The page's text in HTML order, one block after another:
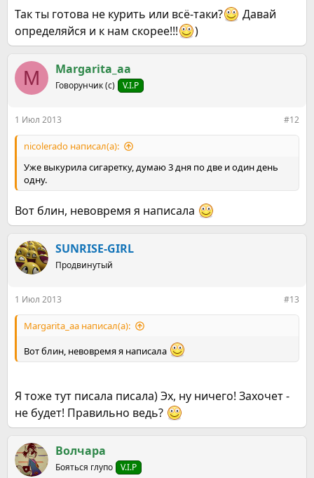
Так ты готова не курить или всё-таки?
Давай
определяйся и к нам скорее!!!
)
M Margarita_aa
Говорунчик (с) V.I.P
1 Июл 2013 #12
nicolerado написал(а):
Уже выкурила сигаретку, думаю 3 дня по две и один день
одну.
Вот блин, невовремя я написала
SUNRISE-GIRL
Продвинутый
1 Июл 2013 #13
Margarita_aa написал(а):
Вот блин, невовремя я написала
Я тоже тут писала писала) Эх, ну ничего! Захочет -
не будет! Правильно ведь?
Волчара
Бояться глупо V.I.P